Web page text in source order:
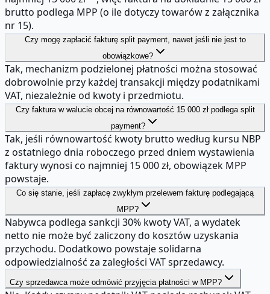
brutto podlega MPP (o ile dotyczy towarów z załącznika
nr 15).
Czy mogę zapłacić fakturę split payment, nawet jeśli nie jest to
obowiązkowe?
Tak, mechanizm podzielonej płatności można stosować
dobrowolnie przy każdej transakcji między podatnikami
VAT, niezależnie od kwoty i przedmiotu.
Czy faktura w walucie obcej na równowartość 15 000 zł podlega split
payment?
Tak, jeśli równowartość kwoty brutto według kursu NBP
z ostatniego dnia roboczego przed dniem wystawienia
faktury wynosi co najmniej 15 000 zł, obowiązek MPP
powstaje.
Co się stanie, jeśli zapłacę zwykłym przelewem fakturę podlegającą
MPP?
Nabywca podlega sankcji 30% kwoty VAT, a wydatek
netto nie może być zaliczony do kosztów uzyskania
przychodu. Dodatkowo powstaje solidarna
odpowiedzialność za zaległości VAT sprzedawcy.
Czy sprzedawca może odmówić przyjęcia płatności w MPP?